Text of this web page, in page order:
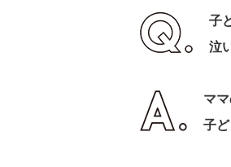
子
泣
マ
子